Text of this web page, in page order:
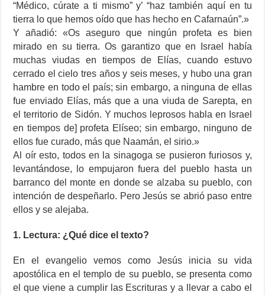
“Médico, cúrate a ti mismo” y’ “haz también aquí en tu
tierra lo que hemos oído que has hecho en Cafarnaún”.»
Y añadió: «Os aseguro que ningún profeta es bien
mirado en su tierra. Os garantizo que en Israel había
muchas viudas en tiempos de Elías, cuando estuvo
cerrado el cielo tres años y seis meses, y hubo una gran
hambre en todo el país; sin embargo, a ninguna de ellas
fue enviado Elías, más que a una viuda de Sarepta, en
el territorio de Sidón. Y muchos leprosos habla en Israel
en tiempos de] profeta Elíseo; sin embargo, ninguno de
ellos fue curado, más que Naamán, el sirio.»
Al oír esto, todos en la sinagoga se pusieron furiosos y,
levantándose, lo empujaron fuera del pueblo hasta un
barranco del monte en donde se alzaba su pueblo, con
intención de despeñarlo. Pero Jesús se abrió paso entre
ellos y se alejaba.
1. Lectura: ¿Qué dice el texto?
En el evangelio vemos como Jesús inicia su vida
apostólica en el templo de su pueblo, se presenta como
el que viene a cumplir las Escrituras y a llevar a cabo el